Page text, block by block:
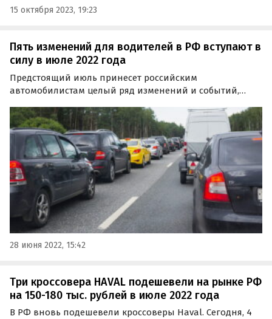
15 октября 2023, 19:23
Пять изменений для водителей в РФ вступают в
силу в июле 2022 года
Предстоящий июль принесет российским
автомобилистам целый ряд изменений и событий,
ГИБДД. О каких из них стоит быть в курсе уже сейчас,
рассказал портал Autonews.ru.
28 июня 2022, 15:42
Три кроссовера HAVAL подешевели на рынке РФ
на 150-180 тыс. рублей в июле 2022 года
В РФ вновь подешевели кроссоверы Haval. Сегодня, 4